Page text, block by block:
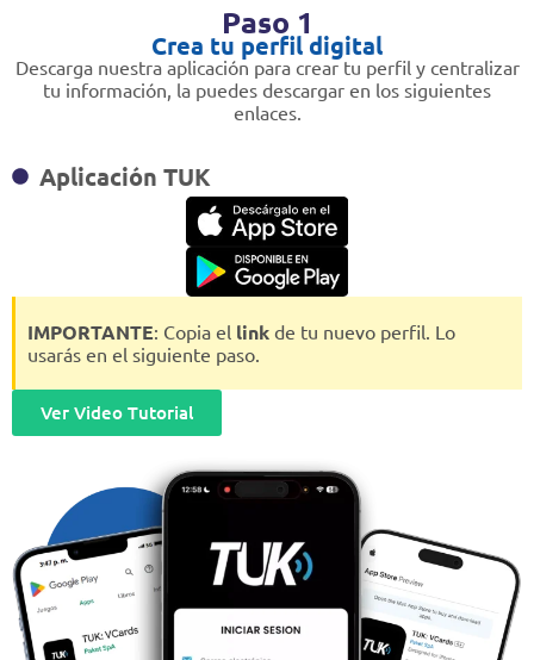
Paso 1
Crea tu perfil digital
Descarga nuestra aplicación para crear tu perfil y centralizar
tu información, la puedes descargar en los siguientes
enlaces.
Aplicación TUK
IMPORTANTE: Copia el link de tu nuevo perfil. Lo
usarás en el siguiente paso.
Ver Video Tutorial